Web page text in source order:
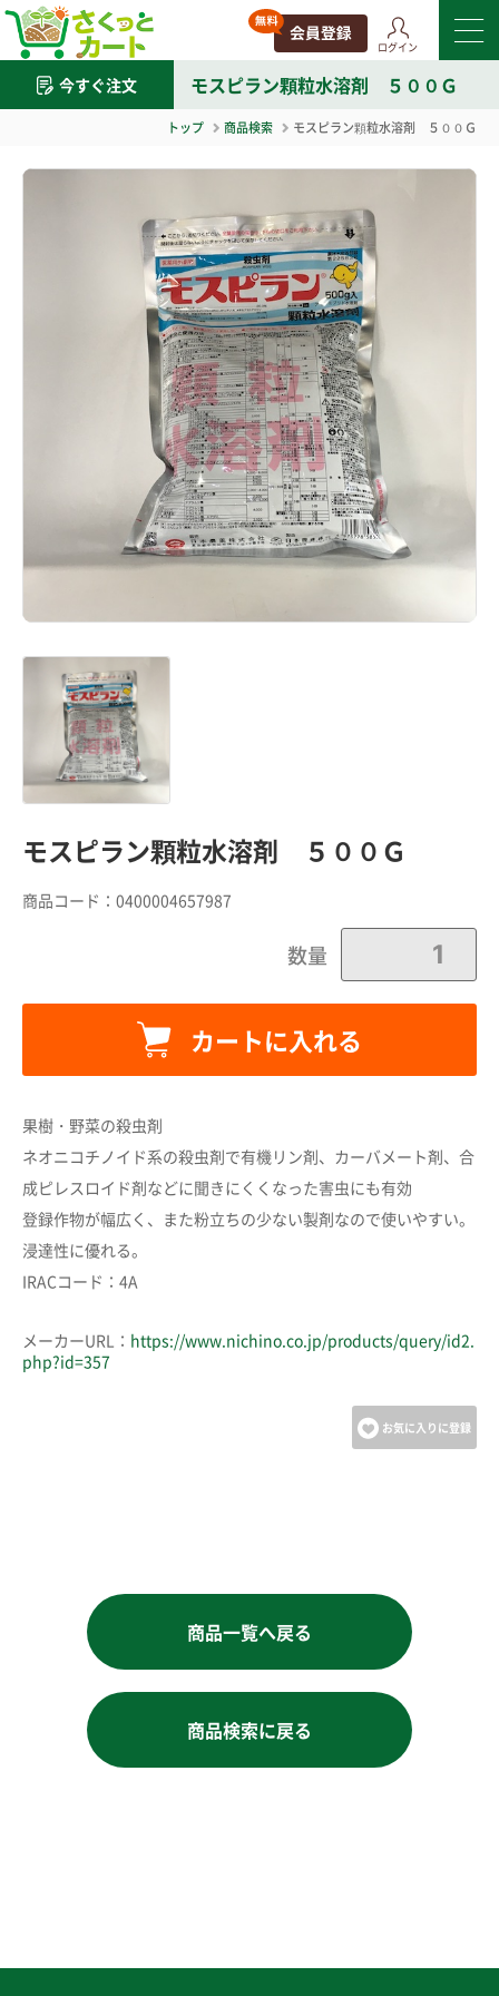
ログイン
今すぐ注文 モスピラン顆粒水溶剤 ５００Ｇ
トップ 商品検索 モスピラン顆粒水溶剤 ５００Ｇ
モスピラン顆粒水溶剤 ５００Ｇ
商品コード： 0400004657987
数量
カートに入れる
カートへ進む
果樹・野菜の殺虫剤
ネオニコチノイド系の殺虫剤で有機リン剤、カーバメート剤、合
成ピレスロイド剤などに聞きにくくなった害虫にも有効
登録作物が幅広く、また粉立ちの少ない製剤なので使いやすい。
浸達性に優れる。
IRACコード：4A
メーカーURL： https://www.nichino.co.jp/products/query/id2.
php?id=357
お気に入りに登録
商品一覧へ戻る
商品検索に戻る